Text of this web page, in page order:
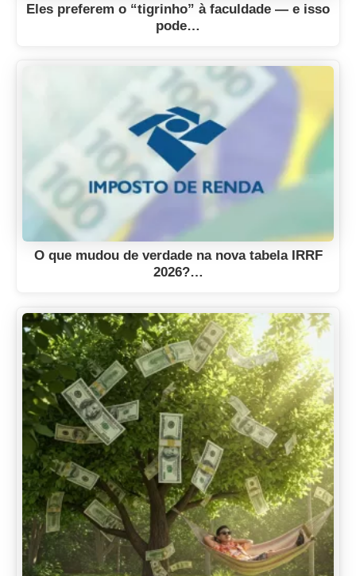
Eles preferem o “tigrinho” à faculdade — e isso
pode…
O que mudou de verdade na nova tabela IRRF
2026?…